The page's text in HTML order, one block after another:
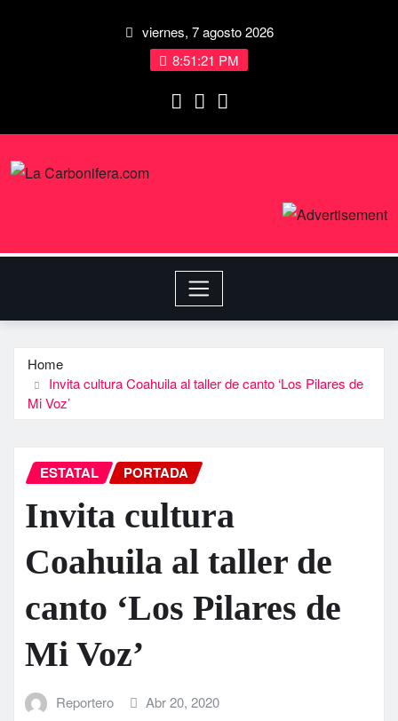
viernes, 7 agosto 2026
8:51:21 PM
Home
Invita cultura Coahuila al taller de canto ‘Los Pilares de
Mi Voz’
ESTATAL PORTADA
Invita cultura
Coahuila al taller de
canto ‘Los Pilares de
Mi Voz’
Reportero Abr 20, 2020